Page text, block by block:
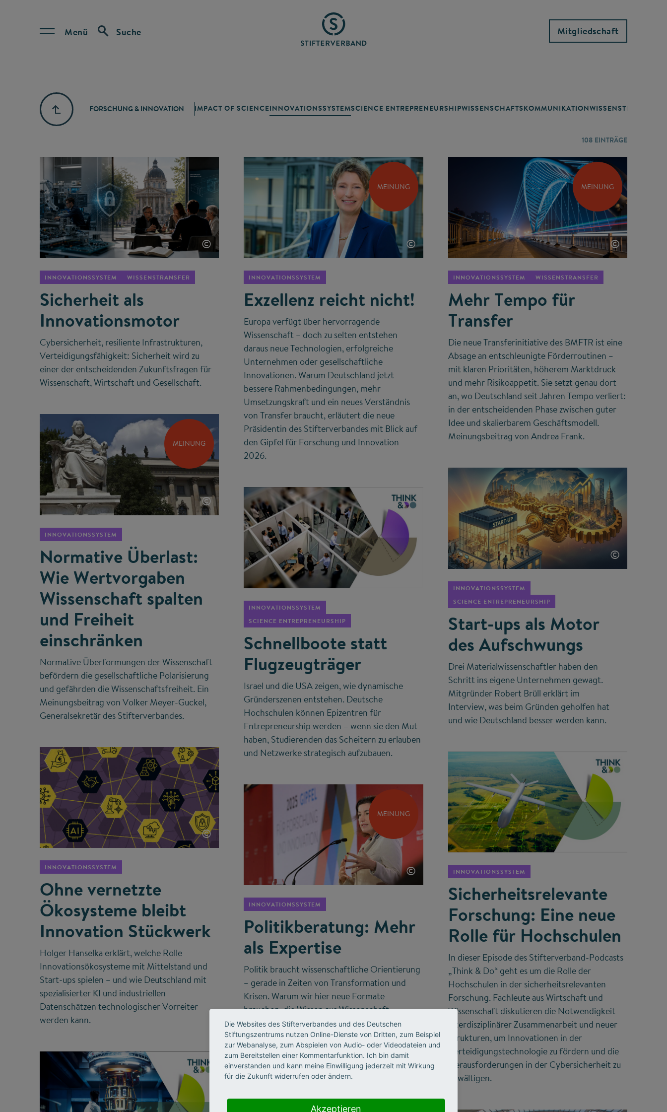
Menü Suche Mitgliedschaft
FORSCHUNG & INNOVATION IMPACT OF SCIENCEINNOVATIONSSYSTEMSCIENCE ENTREPRENEURSHIPWISSENSCHAFTSKOMMUNIKATIONWISSENSTRANSFER
108 EINTRÄGE
©
INNOVATIONSSYSTEM WISSENSTRANSFER
Sicherheit als
Innovationsmotor
Cybersicherheit, resiliente Infrastrukturen,
Verteidigungsfähigkeit: Sicherheit wird zu
einer der entscheidenden Zukunftsfragen für
Wissenschaft, Wirtschaft und Gesellschaft.
MEINUNG
©
INNOVATIONSSYSTEM
Exzellenz reicht nicht!
Europa verfügt über hervorragende
Wissenschaft – doch zu selten entstehen
daraus neue Technologien, erfolgreiche
Unternehmen oder gesellschaftliche
Innovationen. Warum Deutschland jetzt
bessere Rahmenbedingungen, mehr
Umsetzungskraft und ein neues Verständnis
von Transfer braucht, erläutert die neue
Präsidentin des Stifterverbandes mit Blick auf
den Gipfel für Forschung und Innovation
2026.
MEINUNG
©
INNOVATIONSSYSTEM WISSENSTRANSFER
Mehr Tempo für
Transfer
Die neue Transferinitiative des BMFTR ist eine
Absage an entschleunigte Förderroutinen –
mit klaren Prioritäten, höherem Marktdruck
und mehr Risikoappetit. Sie setzt genau dort
an, wo Deutschland seit Jahren Tempo verliert:
in der entscheidenden Phase zwischen guter
Idee und skalierbarem Geschäftsmodell.
Meinungsbeitrag von Andrea Frank.
MEINUNG
©
INNOVATIONSSYSTEM
Normative Überlast:
Wie Wertvorgaben
Wissenschaft spalten
und Freiheit
einschränken
Normative Überformungen der Wissenschaft
befördern die gesellschaftliche Polarisierung
und gefährden die Wissenschaftsfreiheit. Ein
Meinungsbeitrag von Volker Meyer-Guckel,
Generalsekretär des Stifterverbandes.
INNOVATIONSSYSTEM
SCIENCE ENTREPRENEURSHIP
Schnellboote statt
Flugzeugträger
Israel und die USA zeigen, wie dynamische
Gründerszenen entstehen. Deutsche
Hochschulen können Epizentren für
Entrepreneurship werden – wenn sie den Mut
haben, Studierenden das Scheitern zu erlauben
und Netzwerke strategisch aufzubauen.
©
INNOVATIONSSYSTEM
SCIENCE ENTREPRENEURSHIP
Start-ups als Motor
des Aufschwungs
Drei Materialwissenschaftler haben den
Schritt ins eigene Unternehmen gewagt.
Mitgründer Robert Brüll erklärt im
Interview, was beim Gründen geholfen hat
und wie Deutschland besser werden kann.
©
INNOVATIONSSYSTEM
Ohne vernetzte
Ökosysteme bleibt
Innovation Stückwerk
Holger Hanselka erklärt, welche Rolle
Innovationsökosysteme mit Mittelstand und
Start-ups spielen – und wie Deutschland mit
spezialisierter KI und industriellen
Datenschätzen technologischer Vorreiter
werden kann.
MEINUNG
©
INNOVATIONSSYSTEM
Politikberatung: Mehr
als Expertise
Politik braucht wissenschaftliche Orientierung
– gerade in Zeiten von Transformation und
Krisen. Warum wir hier neue Formate
brauchen, die Wissen aus Wissenschaft,
Wirtschaft und Gesellschaft bündeln, erklärt
Volker Meyer-Guckel, Generalsekretär des
Stifterverbandes.
INNOVATIONSSYSTEM
Sicherheitsrelevante
Forschung: Eine neue
Rolle für Hochschulen
In dieser Episode des Stifterverband-Podcasts
„Think & Do“ geht es um die Rolle der
Hochschulen in der sicherheitsrelevanten
Forschung. Fachleute aus Wirtschaft und
Wissenschaft diskutieren die Notwendigkeit
interdisziplinärer Zusammenarbeit und neuer
Strukturen, um Innovationen in der
Verteidigungstechnologie zu fördern und die
Herausforderungen in der Cybersicherheit zu
bewältigen.
Die Websites des Stifterverbandes und des Deutschen
Stiftungszentrums nutzen Online-Dienste von Dritten, zum Beispiel
zur Webanalyse, zum Abspielen von Audio- oder Videodateien und
zum Bereitstellen einer Kommentarfunktion. Ich bin damit
einverstanden und kann meine Einwilligung jederzeit mit Wirkung
für die Zukunft widerrufen oder ändern.
Akzeptieren